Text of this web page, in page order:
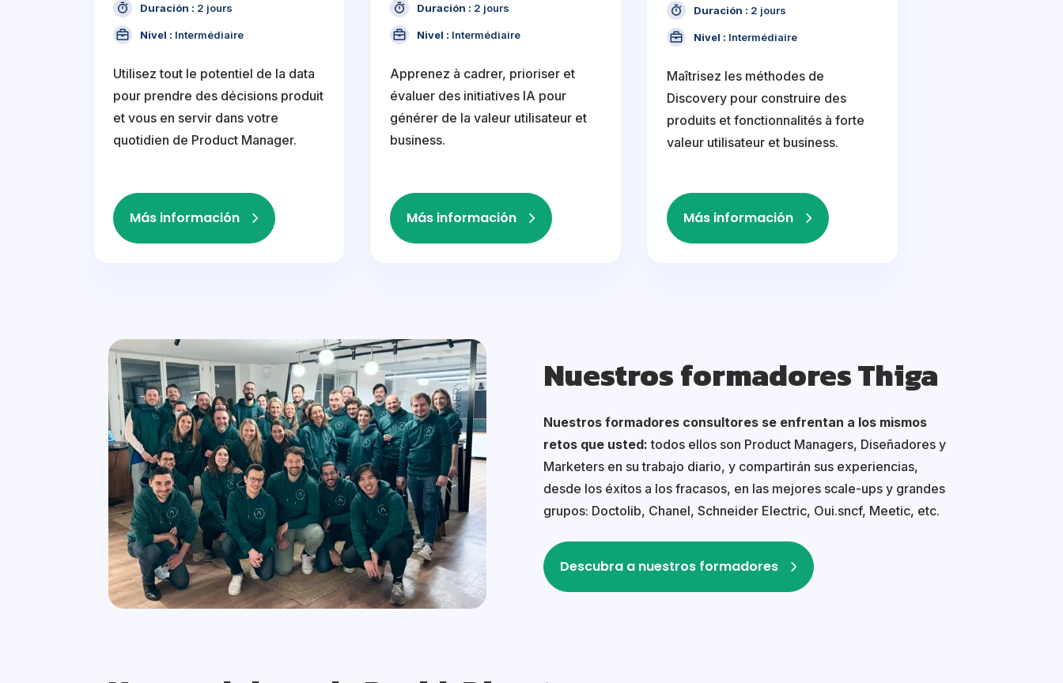
Duración : 2 jours
Nivel : Intermédiaire
Utilisez tout le potentiel de la data
pour prendre des décisions produit
et vous en servir dans votre
quotidien de Product Manager.
Más información
Duración : 2 jours
Nivel : Intermédiaire
Apprenez à cadrer, prioriser et
évaluer des initiatives IA pour
générer de la valeur utilisateur et
business.
Más información
Duración : 2 jours
Nivel : Intermédiaire
Maîtrisez les méthodes de
Discovery pour construire des
produits et fonctionnalités à forte
valeur utilisateur et business.
Más información
Nuestros formadores Thiga
Nuestros formadores consultores se enfrentan a los mismos
retos que usted: todos ellos son Product Managers, Diseñadores y
Marketers en su trabajo diario, y compartirán sus experiencias,
desde los éxitos a los fracasos, en las mejores scale-ups y grandes
grupos: Doctolib, Chanel, Schneider Electric, Oui.sncf, Meetic, etc.
Descubra a nuestros formadores